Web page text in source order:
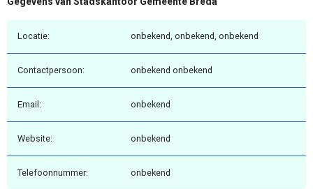
Locatie: onbekend, onbekend, onbekend
Contactpersoon: onbekend onbekend
Email: onbekend
Website: onbekend
Telefoonnummer: onbekend